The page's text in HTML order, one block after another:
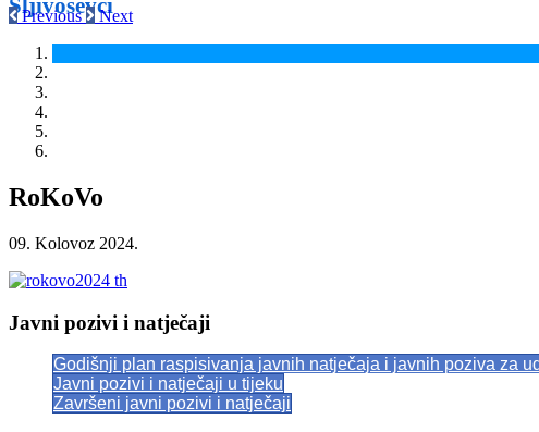
Šljivoševci
Previous Next
RoKoVo
09. Kolovoz 2024.
Javni pozivi i natječaji
Godišnji plan raspisivanja javnih natječaja i javnih poziva za
Javni pozivi i natječaji u tijeku
Završeni javni pozivi i natječaji